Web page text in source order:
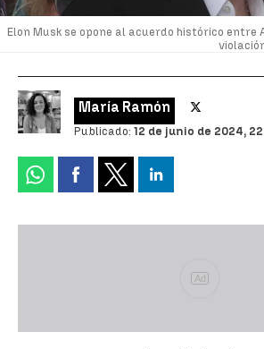
Elon Musk se opone al acuerdo histórico entre
María Ramón
Publicado:12 de junio de 2024,
Ad